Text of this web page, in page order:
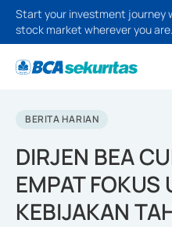
Start your investment journey
stock market wherever you are.
BERITA HARIAN
DIRJEN BEA
EMPAT FOKUS
KEBIJAKAN